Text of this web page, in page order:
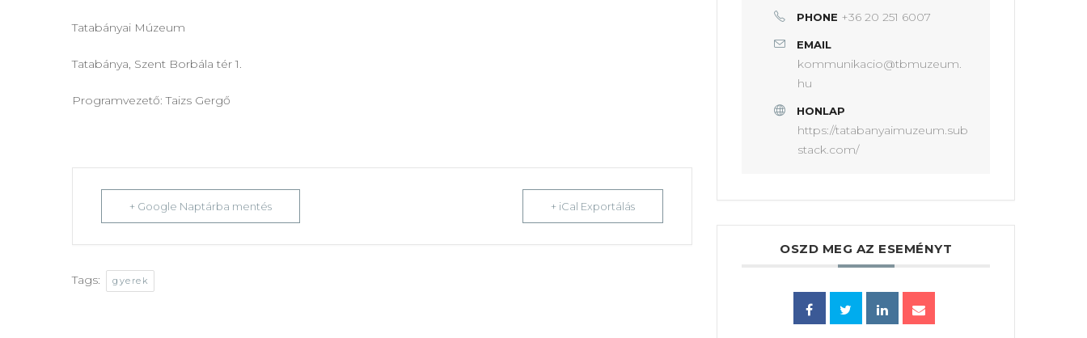
Tatabányai Múzeum
Tatabánya, Szent Borbála tér 1.
Programvezető: Taizs Gergő
+ Google Naptárba mentés + iCal Exportálás
Tags: gyerek
PHONE +36 20 251 6007
EMAIL
kommunikacio@tbmuzeum.
hu
HONLAP
https://tatabanyaimuzeum.sub
stack.com/
OSZD MEG AZ ESEMÉNYT